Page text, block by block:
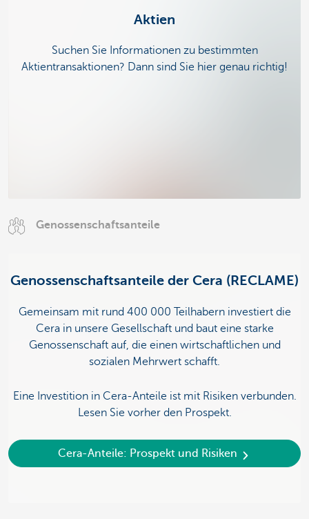
Aktien
Suchen Sie Informationen zu bestimmten
Aktientransaktionen? Dann sind Sie hier genau richtig!
Genossenschaftsanteile
Genossenschaftsanteile der Cera (RECLAME)
Gemeinsam mit rund 400 000 Teilhabern investiert die
Cera in unsere Gesellschaft und baut eine starke
Genossenschaft auf, die einen wirtschaftlichen und
sozialen Mehrwert schafft.
Eine Investition in Cera-Anteile ist mit Risiken verbunden.
Lesen Sie vorher den Prospekt.
Cera-Anteile: Prospekt und Risiken